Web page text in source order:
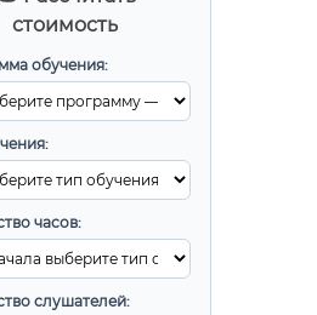
стоимость
обучения:
часов:
слушателей: